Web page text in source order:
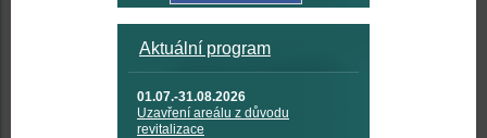
Aktuální program
01.07.-31.08.2026
Uzavření areálu z důvodu
revitalizace